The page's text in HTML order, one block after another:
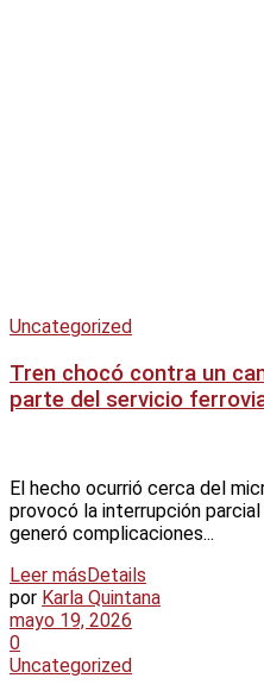
Uncategorized
Tren chocó contra un
parte del servicio
El hecho ocurrió cerca del
provocó la interrupción
generó complicaciones...
Leer másDetails
por Karla Quintana
mayo 19, 2026
0
Uncategorized